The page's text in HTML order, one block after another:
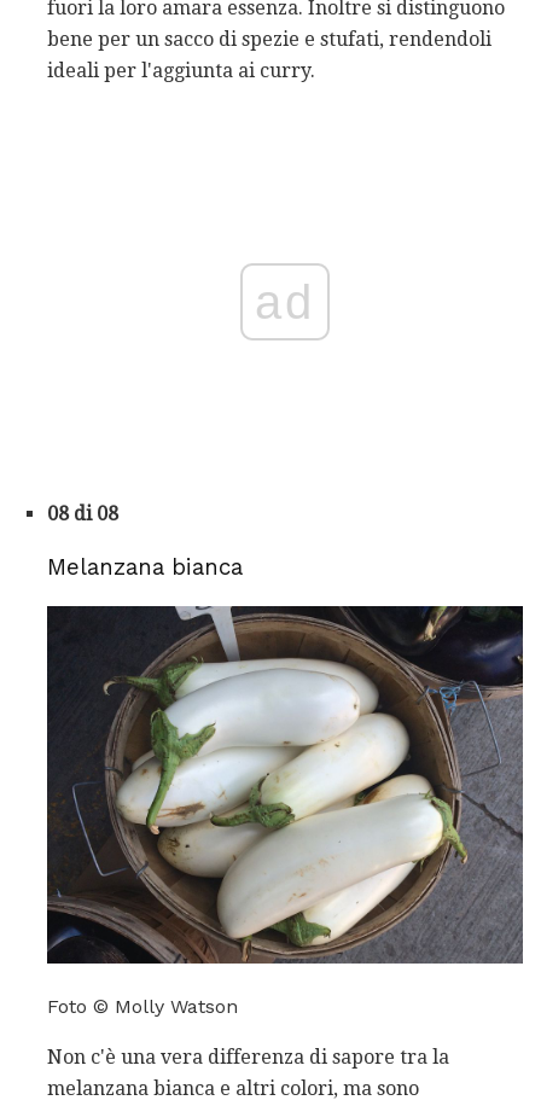
fuori la loro amara essenza. Inoltre si distinguono
bene per un sacco di spezie e stufati, rendendoli
ideali per l'aggiunta ai curry.
ad
08 di 08
Melanzana bianca
Foto © Molly Watson
Non c'è una vera differenza di sapore tra la
melanzana bianca e altri colori, ma sono